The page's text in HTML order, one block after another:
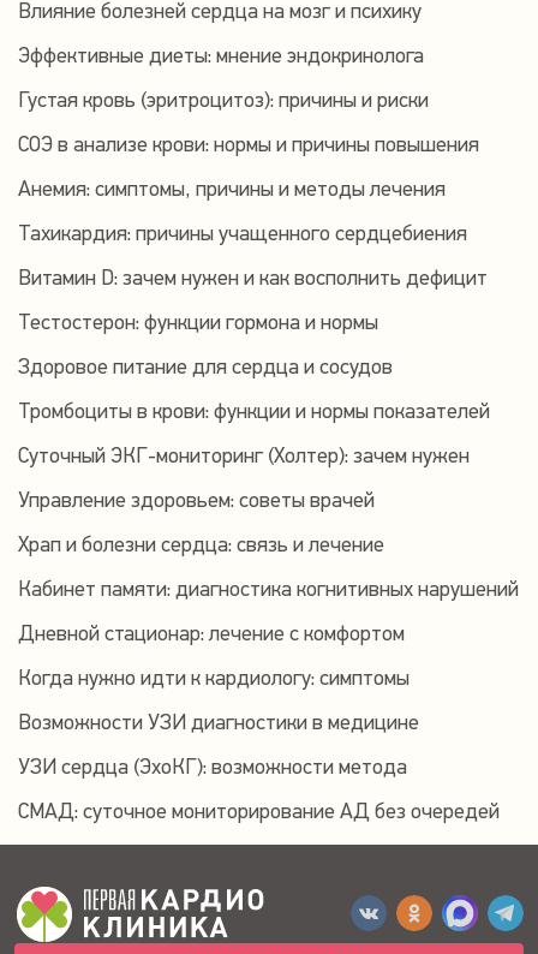
Влияние болезней сердца на мозг и психику
Эффективные диеты: мнение эндокринолога
Густая кровь (эритроцитоз): причины и риски
СОЭ в анализе крови: нормы и причины повышения
Анемия: симптомы, причины и методы лечения
Тахикардия: причины учащенного сердцебиения
Витамин D: зачем нужен и как восполнить дефицит
Тестостерон: функции гормона и нормы
Здоровое питание для сердца и сосудов
Тромбоциты в крови: функции и нормы показателей
Суточный ЭКГ-мониторинг (Холтер): зачем нужен
Управление здоровьем: советы врачей
Храп и болезни сердца: связь и лечение
Кабинет памяти: диагностика когнитивных нарушений
Дневной стационар: лечение с комфортом
Когда нужно идти к кардиологу: симптомы
Возможности УЗИ диагностики в медицине
УЗИ сердца (ЭхоКГ): возможности метода
СМАД: суточное мониторирование АД без очередей